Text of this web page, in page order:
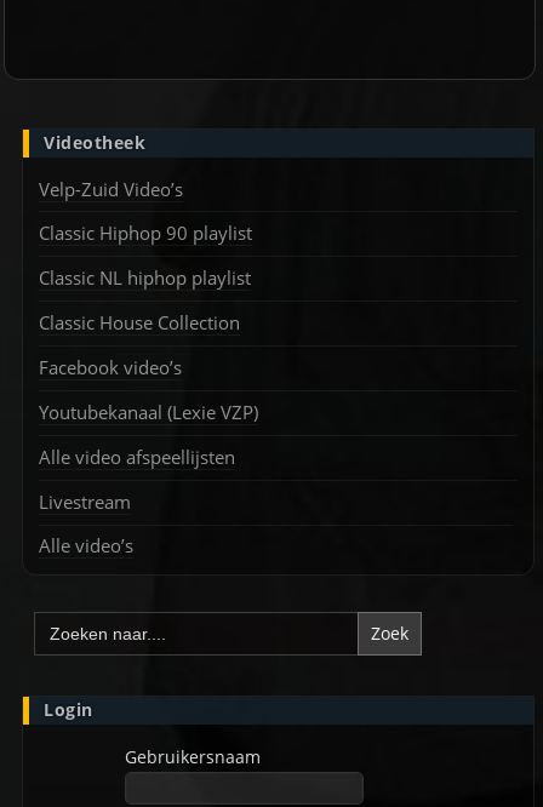
Videotheek
Velp-Zuid Video’s
Classic Hiphop 90 playlist
Classic NL hiphop playlist
Classic House Collection
Facebook video’s
Youtubekanaal (Lexie VZP)
Alle video afspeellijsten
Livestream
Alle video’s
Zoek
naar:
Login
Gebruikersnaam